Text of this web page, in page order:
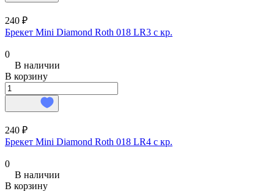
240 ₽
Брекет Mini Diamond Roth 018 LR3 с кр.
0
В наличии
В корзину
240 ₽
Брекет Mini Diamond Roth 018 LR4 с кр.
0
В наличии
В корзину